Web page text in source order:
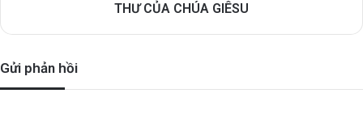
THƯ CỦA CHÚA GIÊSU
Gửi phản hồi